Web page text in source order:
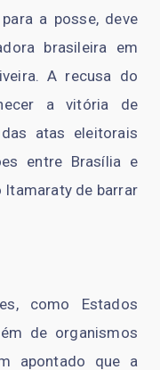
a posse, deve
brasileira em
A recusa do
a vitória de
atas eleitorais
entre Brasília e
Itamaraty de barrar
como Estados
de organismos
apontado que a